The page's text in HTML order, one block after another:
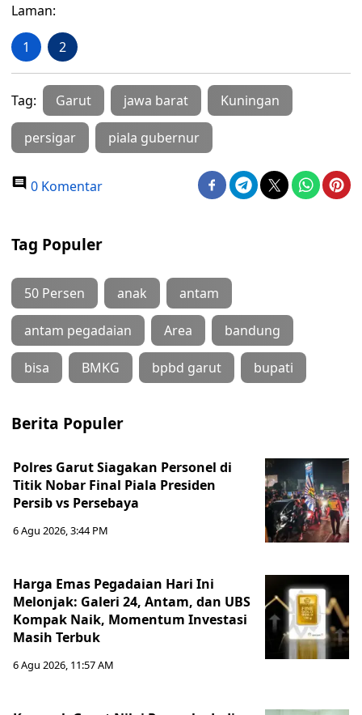
Laman:
1 2
Tag: Garut jawa barat Kuningan
persigar piala gubernur
0 Komentar
Tag Populer
50 Persen anak antam
antam pegadaian Area bandung
bisa BMKG bpbd garut bupati
Berita Populer
Polres Garut Siagakan Personel di
Titik Nobar Final Piala Presiden
Persib vs Persebaya
6 Agu 2026, 3:44 PM
Harga Emas Pegadaian Hari Ini
Melonjak: Galeri 24, Antam, dan UBS
Kompak Naik, Momentum Investasi
Masih Terbuk
6 Agu 2026, 11:57 AM